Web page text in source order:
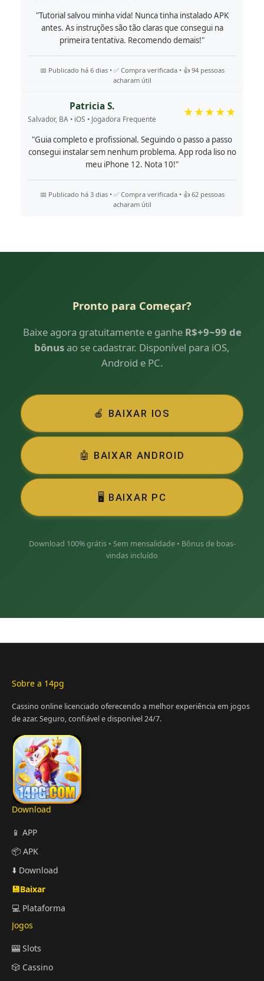
"Tutorial salvou minha vida! Nunca tinha instalado APK
antes. As instruções são tão claras que consegui na
primeira tentativa. Recomendo demais!"
📅 Publicado há 6 dias • ✅ Compra verificada • 👍 94 pessoas
acharam útil
Patricia S.
Salvador, BA • iOS • Jogadora Frequente
★★★★★
"Guia completo e profissional. Seguindo o passo a passo
consegui instalar sem nenhum problema. App roda liso no
meu iPhone 12. Nota 10!"
📅 Publicado há 3 dias • ✅ Compra verificada • 👍 62 pessoas
acharam útil
Pronto para Começar?
Baixe agora gratuitamente e ganhe R$+9~99 de
bônusao se cadastrar. Disponível para iOS,
Android e PC.
🍎 BAIXAR IOS
🤖 BAIXAR ANDROID
🖥️ BAIXAR PC
Download 100% grátis • Sem mensalidade • Bônus de boas-
vindas incluído
Sobre a 14pg
Cassino online licenciado oferecendo a melhor experiência em jogos
de azar. Seguro, confiável e disponível 24/7.
Download
📱 APP
📦 APK
⬇️ Download
💾Baixar
💻 Plataforma
Jogos
🎰 Slots
🎲 Cassino